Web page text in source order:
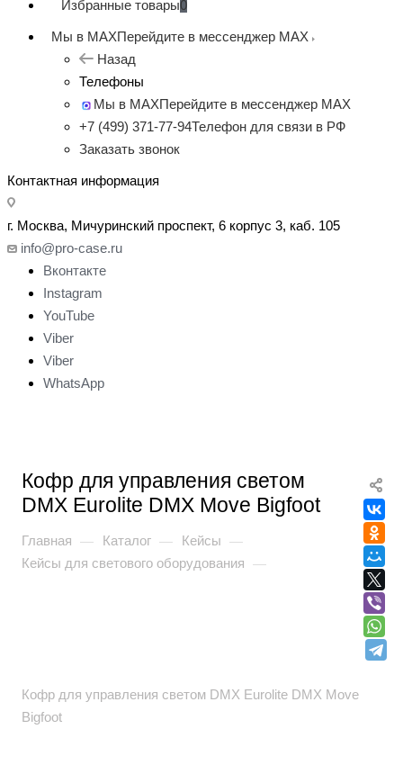
Избранные товары0
Мы в MAXПерейдите в мессенджер MAX
Назад
Телефоны
Мы в MAXПерейдите в мессенджер MAX
+7 (499) 371-77-94Телефон для связи в РФ
Заказать звонок
Контактная информация
г. Москва, Мичуринский проспект, 6 корпус 3, каб. 105
info@pro-case.ru
Вконтакте
Instagram
YouTube
Viber
Viber
WhatsApp
Кофр для управления светом
DMX Eurolite DMX Move Bigfoot
Главная — Каталог — Кейсы —
Кейсы для светового оборудования —
Кофр для управления светом DMX Eurolite DMX Move
Bigfoot